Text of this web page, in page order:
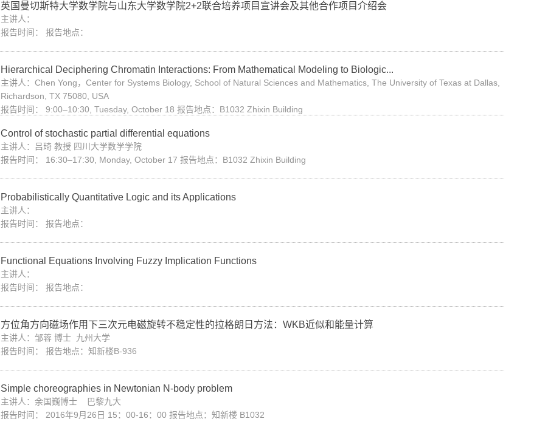
英国曼切斯特大学数学院与山东大学数学院2+2联合培养项目宣讲会及其他合作项目介绍会
主讲人：
报告时间： 报告地点：
Hierarchical Deciphering Chromatin Interactions: From Mathematical Modeling to Biologic...
主讲人：Chen Yong，Center for Systems Biology, School of Natural Sciences and Mathematics, The University of Texas at Dallas,
Richardson, TX 75080, USA
报告时间： 9:00–10:30, Tuesday, October 18 报告地点：B1032 Zhixin Building
Control of stochastic partial differential equations
主讲人：吕琦 教授 四川大学数学学院
报告时间： 16:30–17:30, Monday, October 17 报告地点：B1032 Zhixin Building
Probabilistically Quantitative Logic and its Applications
主讲人：
报告时间： 报告地点：
Functional Equations Involving Fuzzy Implication Functions
主讲人：
报告时间： 报告地点：
方位角方向磁场作用下三次元电磁旋转不稳定性的拉格朗日方法：WKB近似和能量计算
主讲人：邹蓉 博士 九州大学
报告时间： 报告地点：知新楼B-936
Simple choreographies in Newtonian N-body problem
主讲人：余国巍博士 巴黎九大
报告时间： 2016年9月26日 15：00-16：00 报告地点：知新楼 B1032